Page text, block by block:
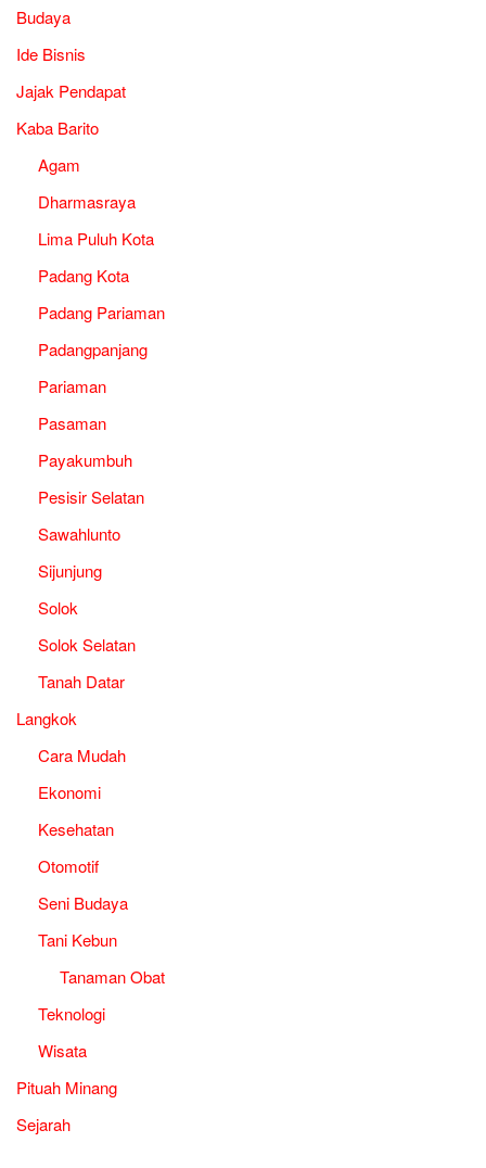
Budaya
Ide Bisnis
Jajak Pendapat
Kaba Barito
Agam
Dharmasraya
Lima Puluh Kota
Padang Kota
Padang Pariaman
Padangpanjang
Pariaman
Pasaman
Payakumbuh
Pesisir Selatan
Sawahlunto
Sijunjung
Solok
Solok Selatan
Tanah Datar
Langkok
Cara Mudah
Ekonomi
Kesehatan
Otomotif
Seni Budaya
Tani Kebun
Tanaman Obat
Teknologi
Wisata
Pituah Minang
Sejarah